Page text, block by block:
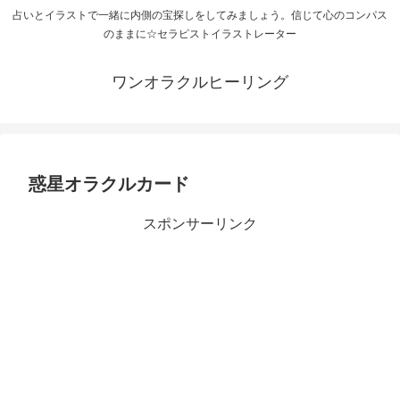
占いとイラストで一緒に内側の宝探しをしてみましょう。信じて心のコンパス
のままに☆セラピストイラストレーター
ワンオラクルヒーリング
惑星オラクルカード
スポンサーリンク